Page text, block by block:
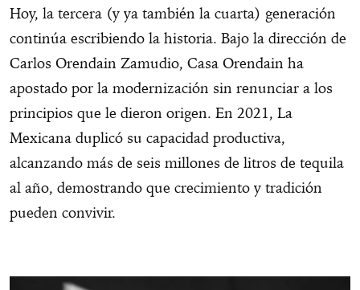
Hoy, la tercera (y ya también la cuarta) generación
continúa escribiendo la historia. Bajo la dirección de
Carlos Orendain Zamudio, Casa Orendain ha
apostado por la modernización sin renunciar a los
principios que le dieron origen. En 2021, La
Mexicana duplicó su capacidad productiva,
alcanzando más de seis millones de litros de tequila
al año, demostrando que crecimiento y tradición
pueden convivir.